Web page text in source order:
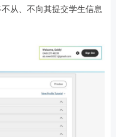
从、不向其提交学生信息